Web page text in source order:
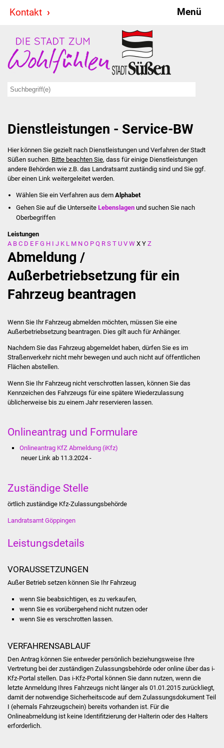
Kontakt Menü
Stadt & Politik
Bürgermeister
Ausschüsse
Ratsinformationssystem
Jugendbeirat
Summerrockfestival
Stadtverwaltung
Ansprechpartner
Behördenwegweiser
Ortsrecht
Wahlen
Partnerstädte
Sanierung Bizethalle
Bürger & Service
Was erledige ich wo
Dienstleistungen
Dienstleistungen - Service-BW
Hier können Sie gezielt nach Dienstleistungen und Verfahren der Stadt
Süßen suchen. Bitte beachten Sie, dass für einige Dienstleistungen
andere Behörden wie z.B. das Landratsamt zuständig sind und Sie ggf.
über einen Link weitergeleitet werden.
Wählen Sie ein Verfahren aus dem Alphabet
Gehen Sie auf die UnterseiteLebenslagen und suchen Sie nach
Oberbegriffen
Leistungen
A B C D E F G H I J K L M N O P Q R S T U V W X Y Z
Abmeldung /
Außerbetriebsetzung für ein
Fahrzeug beantragen
Wenn Sie Ihr Fahrzeug abmelden möchten, müssen Sie eine
Außerbetriebsetzung beantragen. Dies gilt auch für Anhänger.
Nachdem Sie das Fahrzeug abgemeldet haben, dürfen Sie es im
Straßenverkehr nicht mehr bewegen und auch nicht auf öffentlichen
Flächen abstellen.
Wenn Sie Ihr Fahrzeug nicht verschrotten lassen, können Sie das
Kennzeichen des Fahrzeugs für eine spätere Wiederzulassung
üblicherweise bis zu einem Jahr reservieren lassen.
Onlineantrag und Formulare
Onlineantrag KfZ Abmeldung (iKfz)
neuer Link ab 11.3.2024 -
Zuständige Stelle
örtlich zuständige Kfz-Zulassungsbehörde
Landratsamt Göppingen
Leistungsdetails
VORAUSSETZUNGEN
Außer Betrieb setzen können Sie Ihr Fahrzeug
wenn Sie beabsichtigen, es zu verkaufen,
wenn Sie es vorübergehend nicht nutzen oder
wenn Sie es verschrotten lassen.
VERFAHRENSABLAUF
Den Antrag können Sie entweder persönlich beziehungsweise Ihre
Vertretung bei der zuständigen Zulassungsbehörde oder online über das i-
Kfz-Portal stellen. Das i-Kfz-Portal können Sie dann nutzen, wenn die
letzte Anmeldung Ihres Fahrzeugs nicht länger als 01.01.2015 zurückliegt,
damit der notwendige Sicherheitscode auf dem Zulassungsdokument Teil
I (ehemals Fahrzeugschein) bereits vorhanden ist. Für die
Onlineabmeldung ist keine Identifitzierung der Halterin oder des Halters
erforderlich.